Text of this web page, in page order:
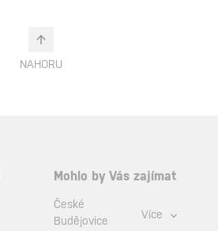
NAHORU
Mohlo by Vás zajímat
České
Budějovice
Více